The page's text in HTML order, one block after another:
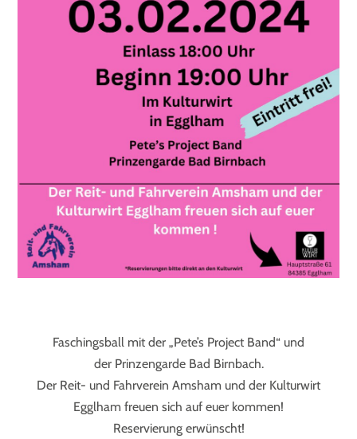
Faschingsball mit der „Pete’s Project Band“ und
der Prinzengarde Bad Birnbach.
Der Reit- und Fahrverein Amsham und der Kulturwirt
Egglham freuen sich auf euer kommen!
Reservierung erwünscht!